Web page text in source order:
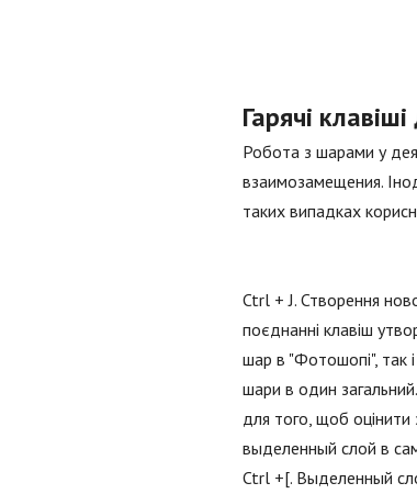
Гарячі
Робота з шарами у
взаимозамещения.
таких випадках
Ctrl + J. Створення
поєднанні клавіш
шар в "Фотошопі", так
шари в один
для того, щоб
выделенный слой в
Ctrl +[. Выделенный